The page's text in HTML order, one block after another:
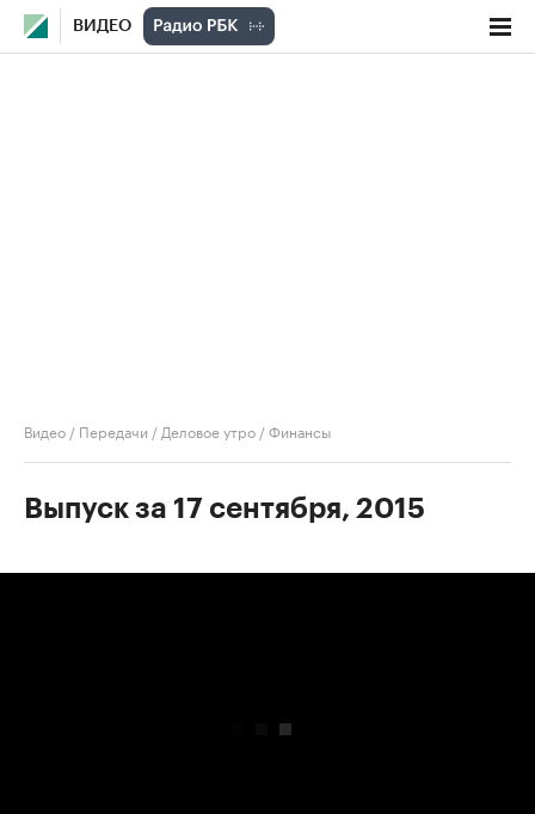
ВИДЕО
Видео / Передачи / Деловое утро /Финансы
Выпуск за 17 сентября, 2015